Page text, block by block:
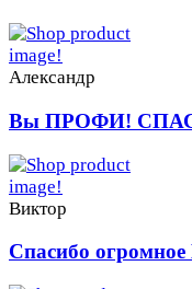
Александр
Вы ПРОФИ!
Виктор
Спасибо огромное